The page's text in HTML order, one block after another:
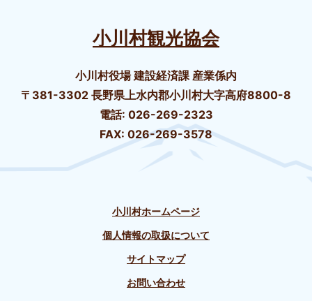
小川村観光協会
小川村役場 建設経済課 産業係内
〒381-3302 長野県上水内郡小川村大字高府8800-8
電話: 026-269-2323
FAX: 026-269-3578
小川村ホームページ
個人情報の取扱について
サイトマップ
お問い合わせ